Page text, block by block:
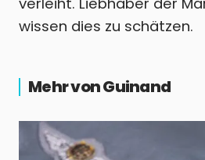
wissen dies zu schätzen.
Mehr von Guinand